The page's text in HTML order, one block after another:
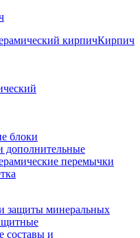
кирпичКирпич
блоки
дополнительные
перемычки
защиты минеральных
составы и